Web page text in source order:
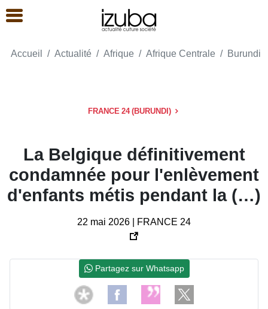
Accueil Actualité Afrique Afrique Centrale Burundi
FRANCE 24 (BURUNDI)
La Belgique définitivement
condamnée pour l'enlèvement
d'enfants métis pendant la (…)
22 mai 2026 | FRANCE 24
Partagez sur Whatsapp